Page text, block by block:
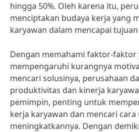
hingga 50%. Oleh karena itu,
menciptakan budaya kerja yang
karyawan dalam mencapai
Dengan memahami faktor-faktor
mempengaruhi kurangnya
mencari solusinya, perusahaan
produktivitas dan kinerja
pemimpin, penting untuk
kerja karyawan dan mencari cara
meningkatkannya. Dengan